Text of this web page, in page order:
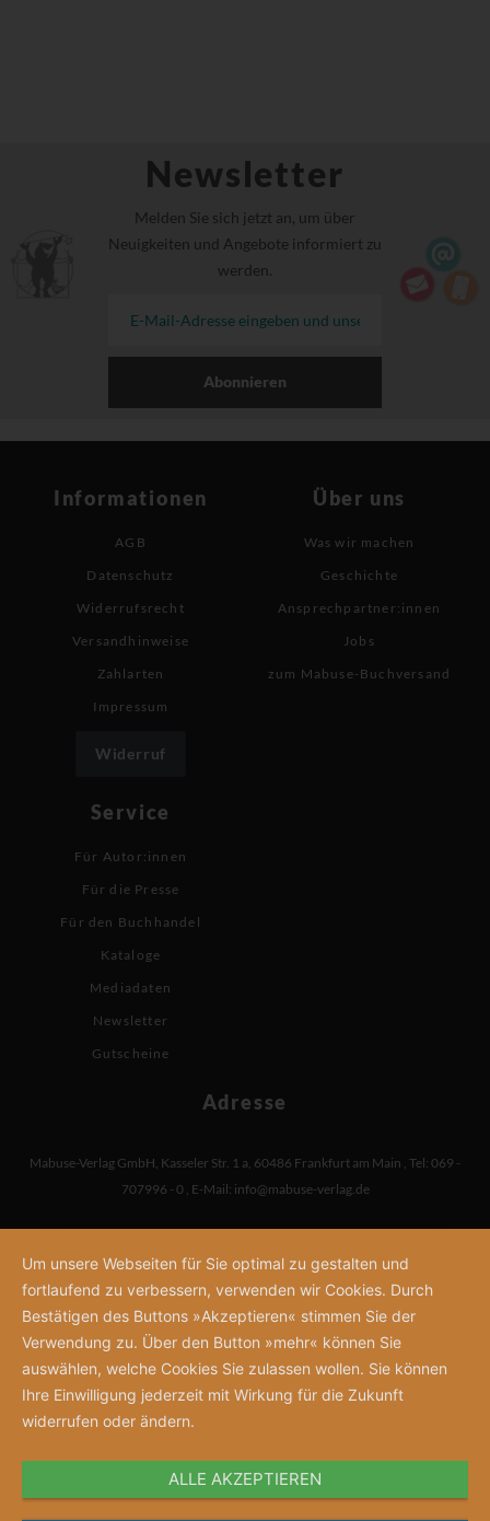
Newsletter
Melden Sie sich jetzt an, um über
Neuigkeiten und Angebote informiert zu
werden.
Abonnieren
Informationen
AGB
Datenschutz
Widerrufsrecht
Versandhinweise
Zahlarten
Impressum
Widerruf
Über uns
Was wir machen
Geschichte
Ansprechpartner:innen
Jobs
zum Mabuse-Buchversand
Service
Für Autor:innen
Für die Presse
Für den Buchhandel
Kataloge
Mediadaten
Newsletter
Gutscheine
Adresse
Mabuse-Verlag GmbH Kasseler Str. 1 a 60486 Frankfurt am Main Tel: 069 -
707996 - 0 E-Mail: info@mabuse-verlag.de
Um unsere Webseiten für Sie optimal zu gestalten und
fortlaufend zu verbessern, verwenden wir Cookies. Durch
Bestätigen des Buttons »Akzeptieren« stimmen Sie der
Verwendung zu. Über den Button »mehr« können Sie
auswählen, welche Cookies Sie zulassen wollen. Sie können
Ihre Einwilligung jederzeit mit Wirkung für die Zukunft
widerrufen oder ändern.
ALLE AKZEPTIEREN